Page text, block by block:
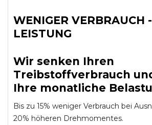
WENIGER VERBRAUCH
LEISTUNG
Wir senken Ihren
Treibstoffverbrauch
Ihre monatliche
Bis zu 15% weniger Verbrauch bei
20% höheren Drehmomentes.